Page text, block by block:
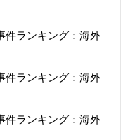
件ランキング：海外
件ランキング：海外
件ランキング：海外